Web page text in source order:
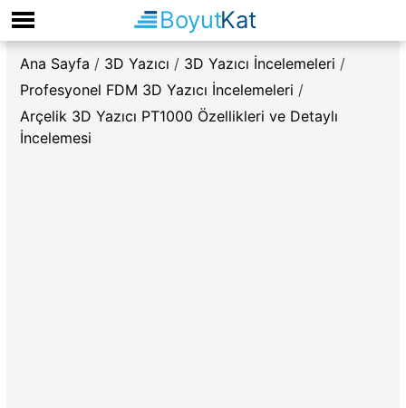
BoyutKat
Ana Sayfa / 3D Yazıcı / 3D Yazıcı İncelemeleri /
Profesyonel FDM 3D Yazıcı İncelemeleri /
Arçelik 3D Yazıcı PT1000 Özellikleri ve Detaylı
İncelemesi